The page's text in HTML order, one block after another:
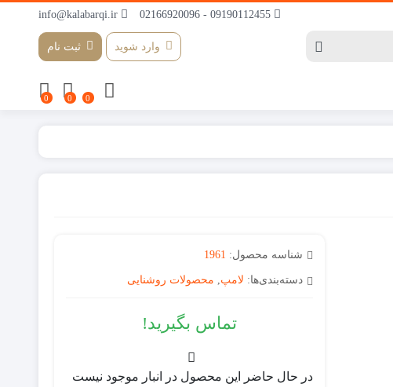
09190112455 - 02166920096
info@kalabarqi.ir
وارد شوید ثبت نام
0
0
0
شناسه محصول: 1961
دسته‌بندی‌ها: لامپ, محصولات روشنایی
تماس بگیرید!
در حال حاضر این محصول در انبار موجود نیست